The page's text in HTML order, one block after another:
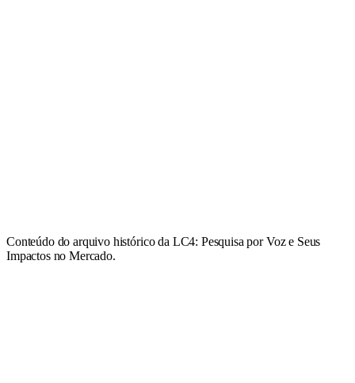
Conteúdo do arquivo histórico da LC4: Pesquisa por Voz e Seus
Impactos no Mercado.